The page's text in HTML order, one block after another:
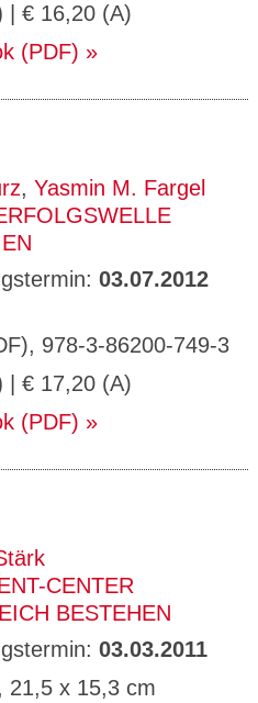
| € 16,20 (A)
(PDF)
, Yasmin M. Fargel
03.07.2012
978-3-86200-749-3
| € 17,20 (A)
(PDF)
CENTER
BESTEHEN
03.03.2011
21,5 x 15,3 cm